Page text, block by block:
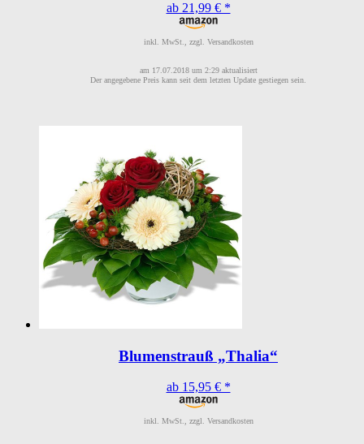
ab 21,99 € *
inkl. MwSt., zzgl. Versandkosten
am 17.07.2018 um 2:29 aktualisiert
Der angegebene Preis kann seit dem letzten Update gestiegen sein.
Blumenstrauß „Thalia“
ab 15,95 € *
inkl. MwSt., zzgl. Versandkosten